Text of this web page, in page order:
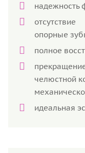
надежность
опорные
полное
челюстной
идеальная